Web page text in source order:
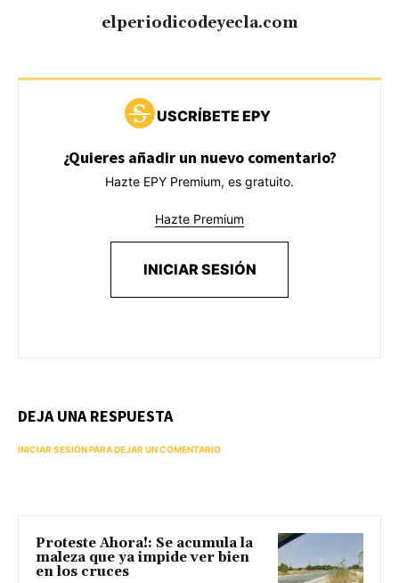
elperiodicodeyecla.com
USCRÍBETE EPY
¿Quieres añadir un nuevo comentario?
Hazte EPY Premium, es gratuito.
Hazte Premium
INICIAR SESIÓN
DEJA UNA RESPUESTA
INICIAR SESIÓN PARA DEJAR UN COMENTARIO
Proteste Ahora!: Se acumula la
maleza que ya impide ver bien
en los cruces